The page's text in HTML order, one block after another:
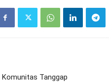
Tanggap